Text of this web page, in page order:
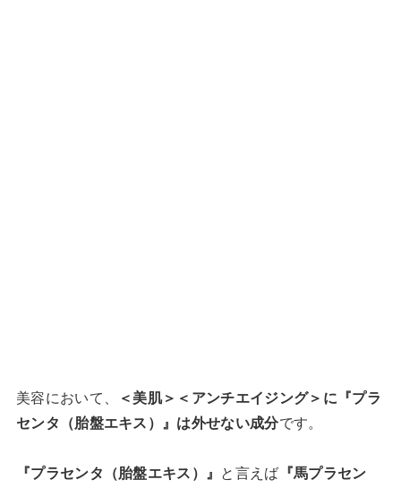
美容において、
＜美肌＞＜アンチエイジング＞に『プラ
センタ（胎盤エキス）』は外せない成分です。
『プラセンタ（胎盤エキス）』 と言えば 『馬プラセン